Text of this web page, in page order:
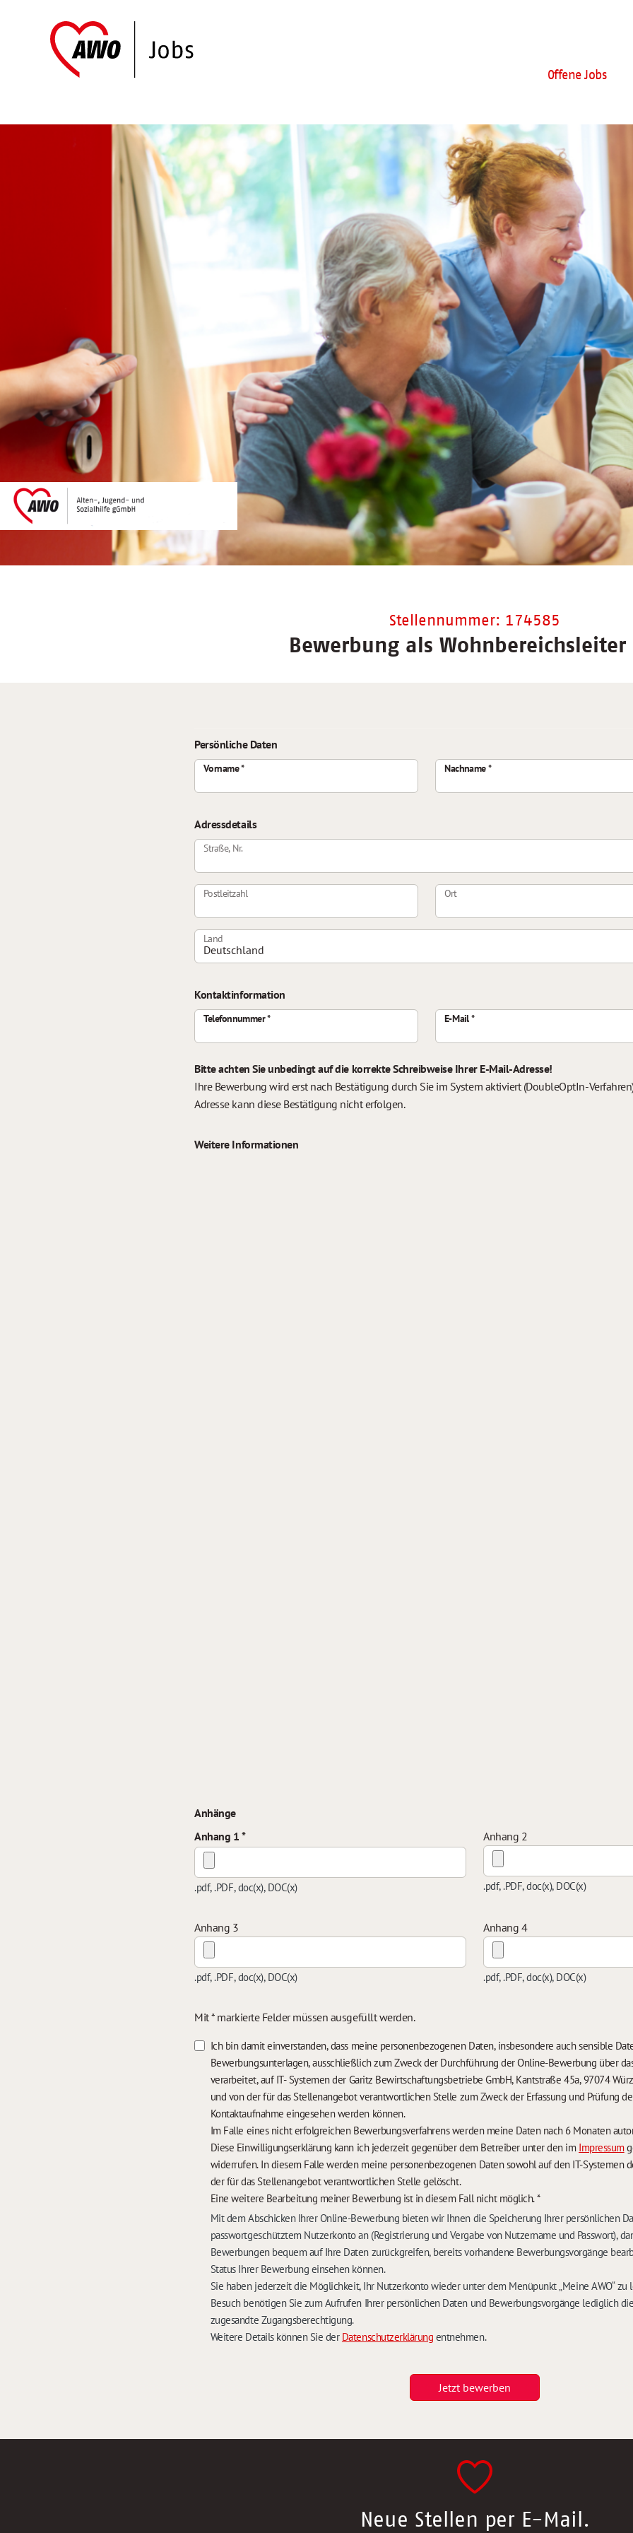
Offene Jobs
Stellennummer: 174585
Bewerbung als
Persönliche Daten
Vorname Nachname
Adressdetails
Straße, Nr.
Postleitzahl Ort
Land
Kontaktinformation
Telefonnummer E-Mail
Bitte achten Sie unbedingt auf die korrekte Schreibweise Ihrer E-Mail-Adresse!
Ihre Bewerbung wird erst nach Bestätigung durch Sie im System aktiviert (DoubleOptIn-
Adresse kann diese Bestätigung nicht erfolgen.
Weitere Informationen
Anhänge
Anhang 1
.pdf, .PDF, doc(x), DOC(x)
Anhang 2
.pdf, .PDF, doc(x), DOC(x)
Anhang 3
.pdf, .PDF, doc(x), DOC(x)
Anhang 4
.pdf, .PDF, doc(x), DOC(x)
Mit * markierte Felder müssen ausgefüllt werden.
Ich bin damit einverstanden, dass meine personenbezogenen Daten, insbesondere auch sensible
Bewerbungsunterlagen, ausschließlich zum Zweck der Durchführung der Online-Bewerbung über
verarbeitet, auf IT- Systemen der Garitz Bewirtschaftungsbetriebe GmbH, Kantstraße 45a, 97074
und von der für das Stellenangebot verantwortlichen Stelle zum Zweck der Erfassung und Prüfung
Kontaktaufnahme eingesehen werden können.
Im Falle eines nicht erfolgreichen
Diese Einwilligungserklärung kann ich jederzeit gegenüber dem Betreiber unter den im Impressum
widerrufen. In diesem Falle werden meine personenbezogenen Daten sowohl auf den IT-Systemen
der für das Stellenangebot verantwortlichen Stelle gelöscht.
Eine weitere Bearbeitung meiner Bewerbung ist in diesem Fall nicht möglich.*
Mit dem Abschicken Ihrer Online-Bewerbung bieten wir Ihnen die Speicherung Ihrer persönlichen
passwortgeschütztem Nutzerkonto an (Registrierung und Vergabe von Nutzername und Passwort),
Bewerbungen bequem auf Ihre Daten zurückgreifen, bereits vorhandene Bewerbungsvorgänge
Status Ihrer Bewerbung einsehen können.
Sie haben jederzeit die Möglichkeit, Ihr Nutzerkonto wieder unter dem Menüpunkt „Meine AWO“ zu
Besuch benötigen Sie zum Aufrufen Ihrer persönlichen Daten und Bewerbungsvorgänge lediglich
zugesandte Zugangsberechtigung.
Weitere Details können Sie der Datenschutzerklärung entnehmen.
Jetzt bewerben
Neue Stellen per E-Mail.